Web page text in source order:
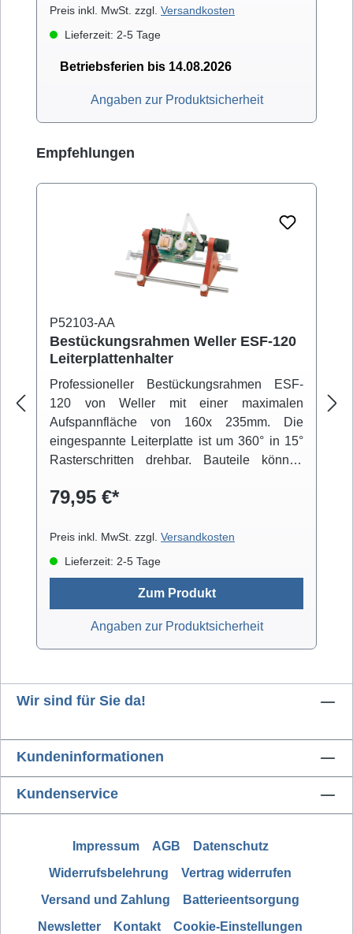
Preis inkl. MwSt. zzgl. Versandkosten
Lieferzeit: 2-5 Tage
Betriebsferien bis 14.08.2026
Angaben zur Produktsicherheit
Produktgalerie überspringen
Empfehlungen
P52103-AA
Bestückungsrahmen Weller ESF-120
Leiterplattenhalter
Professioneller Bestückungsrahmen ESF-
120 von Weller mit einer maximalen
Aufspannfläche von 160x 235mm. Die
eingespannte Leiterplatte ist um 360° in 15°
Rasterschritten drehbar. Bauteile können
Der niedrige Schwerpunkt der Konstruktion
einen rutschfesten Stand.
79,95 €*
Preis inkl. MwSt. zzgl. Versandkosten
Lieferzeit: 2-5 Tage
Zum Produkt
Angaben zur Produktsicherheit
Wir sind für Sie da!
Kundeninformationen
Kundenservice
Impressum AGB
Datenschutz
Widerrufsbelehrung
Vertrag widerrufen
Versand und Zahlung
Batterieentsorgung
Newsletter
Kontakt
Cookie-Einstellungen